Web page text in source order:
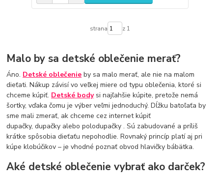
strana z 1
Malo by sa detské oblečenie merať?
Áno. Detské oblečenie by sa malo merať, ale nie na malom
dieťati. Nákup závisí vo veľkej miere od typu oblečenia, ktoré si
chceme kúpiť. Detské bodysi najľahšie kúpite, pretože nemá
šortky, vďaka čomu je výber veľmi jednoduchý. Dĺžku batoľaťa by
sme mali zmerať, ak chceme cez internet kúpiť
dupačky, dupačky alebo polodupačky . Sú zabudované a príliš
krátke spôsobia dieťaťu nepohodlie. Rovnaký princíp platí aj pri
kúpe klobúčikov – je vhodné poznať obvod hlavičky bábätka.
Aké detské oblečenie vybrať ako darček?